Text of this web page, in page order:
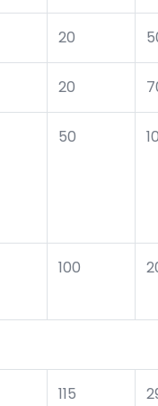
20
20
50
100
115